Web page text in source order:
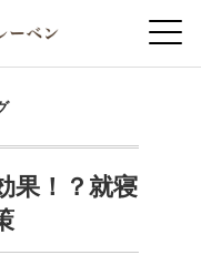
果！？就寝